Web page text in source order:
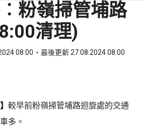
粉嶺掃管埔路
清理)
08:00 最後更新 27.08.2024 08:00
較早前粉嶺掃管埔路迴旋處的交通
多。